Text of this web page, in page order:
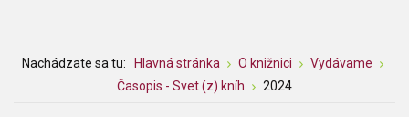
Nachádzate sa tu: Hlavná stránka O knižnici
Vydávame
Časopis - Svet (z) kníh
2024